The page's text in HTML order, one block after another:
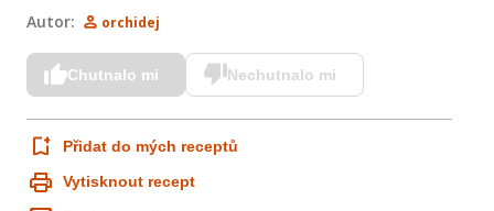
Autor: orchidej
Chutnalo mi Nechutnalo mi
Přidat do mých receptů
Vytisknout recept